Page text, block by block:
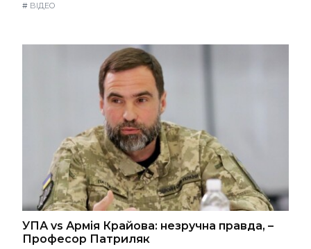
# ВІДЕО
УПА vs Армія Крайова: незручна правда, –
Професор Патриляк